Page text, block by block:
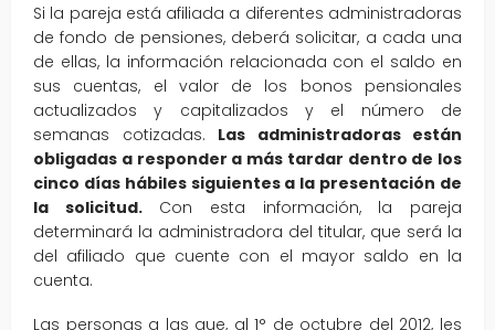
Si la pareja está afiliada a diferentes administradoras
de fondo de pensiones, deberá solicitar, a cada una
de ellas, la información relacionada con el saldo en
sus cuentas, el valor de los bonos pensionales
actualizados y capitalizados y el número de
semanas cotizadas. Las administradoras están
obligadas a responder a más tardar dentro de los
cinco días hábiles siguientes a la presentación de
la solicitud.Con esta información, la pareja
determinará la administradora del titular, que será la
del afiliado que cuente con el mayor saldo en la
cuenta.
Las personas a las que, al 1° de octubre del 2012, les